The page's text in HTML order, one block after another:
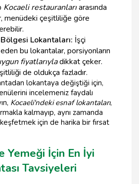
Kocaeli restauranlarıarasında
menüdeki çeşitliliğe göre
Lokantaları: İşçi
bu lokantalar, porsiyonların
fiyatlarıyladikkat çeker.
de oldukça fazladır.
lokantaya değiştiği için,
incelemeniz faydalı
Kocaeli'ndeki esnaf lokantaları,
kalmayıp, aynı zamanda
için de harika bir fırsat
Yemeği İçin En İyi
Tavsiyeleri